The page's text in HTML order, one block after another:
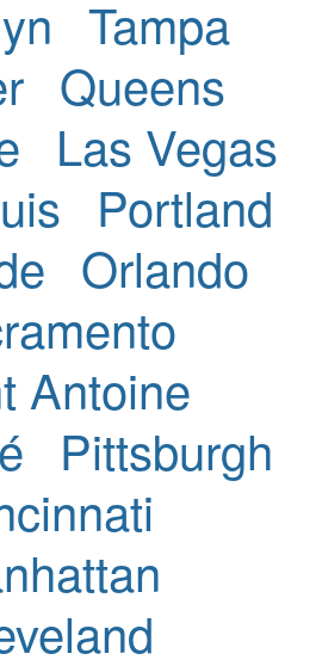
Tampa
Queens
Las Vegas
Portland
Orlando
Antoine
Pittsburgh